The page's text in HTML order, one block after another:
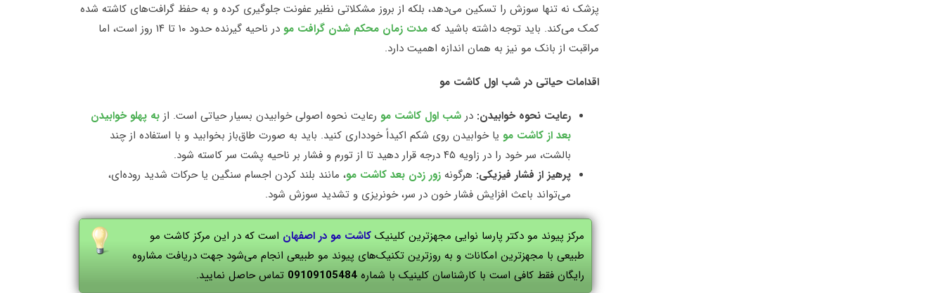
پزشک نه تنها سوزش را تسکین می‌دهد، بلکه از بروز مشکلاتی نظیر عفونت جلوگیری کرده و به حفظ گرافت‌های کاشته شده
کمک می‌کند. باید توجه داشته باشید که مدت زمان محکم شدن گرافت مو
در ناحیه گیرنده حدود ۱۰ تا ۱۴ روز است، اما
مراقبت از بانک مو نیز به همان اندازه اهمیت دارد.
اقدامات حیاتی در شب اول کاشت مو
رعایت نحوه خوابیدن: در شب اول کاشت مو رعایت نحوه اصولی خوابیدن بسیار حیاتی است. از به پهلو خوابیدن
بعد از کاشت مو یا خوابیدن روی شکم اکیداً خودداری کنید. باید به صورت طاق‌باز بخوابید و با استفاده از چند
بالشت، سر خود را در زاویه ۴۵ درجه قرار دهید تا از تورم و فشار بر ناحیه پشت سر کاسته شود.
پرهیز از فشار فیزیکی: هرگونه زور زدن بعد کاشت مو، مانند بلند کردن اجسام سنگین یا حرکات شدید روده‌ای،
می‌تواند باعث افزایش فشار خون در سر، خونریزی و تشدید سوزش شود.
مرکز پیوند مو دکتر پارسا نوایی مجهزترین کلینیک کاشت مو در اصفهان است که در این مرکز کاشت مو
طبیعی با مجهزترین امکانات و به روزترین تکنیک‌های پیوند مو طبیعی انجام می‌شود جهت دریافت مشاروه
رایگان فقط کافی است با کارشناسان کلینیک با شماره 09109105484 تماس حاصل نمایید.